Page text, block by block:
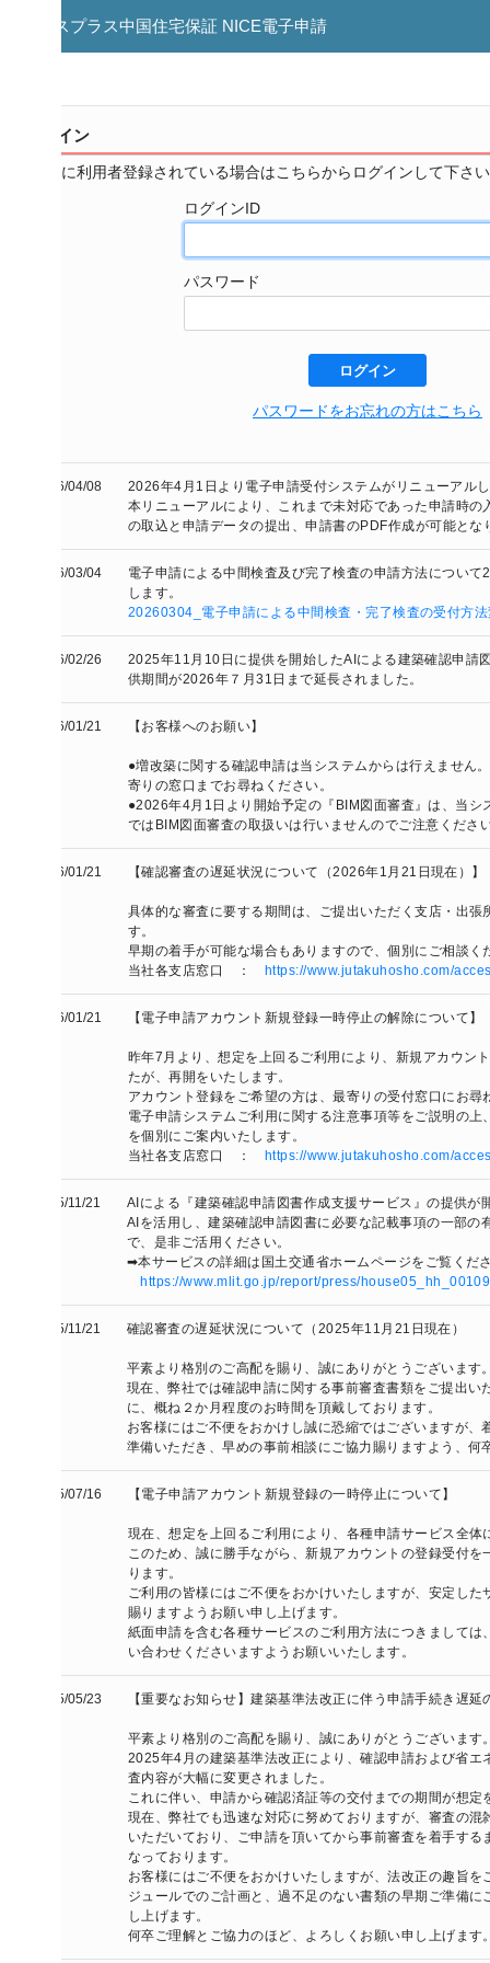
プラス中国住宅保証 NICE電子申請
利用者登録されている場合はこちらからログインして下さい。
ログインID
パスワード
パスワードをお忘れの方はこちら
2026年4月1日より電子申請受付システムがリニューアルし、新機能
本リニューアルにより、これまで未対応であった申請時の入力方式
の取込と申請データの提出、申請書のPDF作成が可能となりました。
電子申請による中間検査及び完了検査の申請方法について2026年4
20260304_電子申請による中間検査・完了検査の受付方法変更のお
2025年11月10日に提供を開始したAIによる建築確認申請図書作成
供期間が2026年７月31日まで延長されました。
【お客様へのお願い】
●増改築に関する確認申請は当システムからは行えません。増改築
寄りの窓口までお尋ねください。
●2026年4月1日より開始予定の『BIM図面審査』は、当システムで
ではBIM図面審査の取扱いは行いませんのでご注意ください。
【確認審査の遅延状況について（2026年1月21日現在）】
具体的な審査に要する期間は、ご提出いただく支店・出張所並びに
早期の着手が可能な場合もありますので、個別にご相談ください。
当社各支店窓口　： https://www.jutakuhosho.com/access/
【電子申請アカウント新規登録一時停止の解除について】
昨年7月より、想定を上回るご利用により、新規アカウントの登録
たが、再開をいたします。
アカウント登録をご希望の方は、最寄りの受付窓口にお尋ねくださ
電子申請システムご利用に関する注意事項等をご説明の上、新規ア
を個別にご案内いたします。
当社各支店窓口　： https://www.jutakuhosho.com/access/
AIによる『建築確認申請図書作成支援サービス』の提供が開始され
AIを活用し、建築確認申請図書に必要な記載事項の一部の有無をチ
で、是非ご活用ください。
➡本サービスの詳細は国土交通省ホームページをご覧ください。
https://www.mlit.go.jp/report/press/house05_hh_001096.html
確認審査の遅延状況について（2025年11月21日現在）
平素より格別のご高配を賜り、誠にありがとうございます。
現在、弊社では確認申請に関する事前審査書類をご提出いただいて
に、概ね２か月程度のお時間を頂戴しております。
お客様にはご不便をおかけし誠に恐縮ではございますが、着工計画
準備いただき、早めの事前相談にご協力賜りますよう、何卒よろし
【電子申請アカウント新規登録の一時停止について】
現在、想定を上回るご利用により、各種申請サービス全体に遅延が
このため、誠に勝手ながら、新規アカウントの登録受付を一時的に
ご利用の皆様にはご不便をおかけいたしますが、安定したサービス
賜りますようお願い申し上げます。
紙面申請を含む各種サービスのご利用方法につきましては、最寄り
い合わせくださいますようお願いいたします。
【重要なお知らせ】建築基準法改正に伴う申請手続き遅延のお詫び
平素より格別のご高配を賜り、誠にありがとうございます。
2025年4月の建築基準法改正により、確認申請および省エネ適合性
査内容が大幅に変更されました。
これに伴い、申請から確認済証等の交付までの期間が想定を超えて
現在、弊社でも迅速な対応に努めておりますが、審査の混雑等によ
いただいており、ご申請を頂いてから事前審査を着手するまでに数
なっております。
お客様にはご不便をおかけいたしますが、法改正の趣旨をご理解の
ジュールでのご計画と、過不足のない書類の早期ご準備にご協力を
し上げます。
何卒ご理解とご協力のほど、よろしくお願い申し上げます。